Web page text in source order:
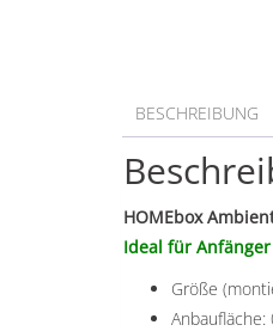
BESCHREIBUNG
HOMEbox
Ideal für Anfänger
Größe
Anbaufläche: